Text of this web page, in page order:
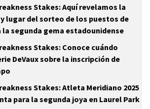
Stakes: Aquí revelamos la
lugar del sorteo de los puestos de
la segunda gema estadounidense
Stakes: Conoce cuándo
DeVaux sobre la inscripción de
Stakes: Atleta Meridiano 2025
para la segunda joya en Laurel Park